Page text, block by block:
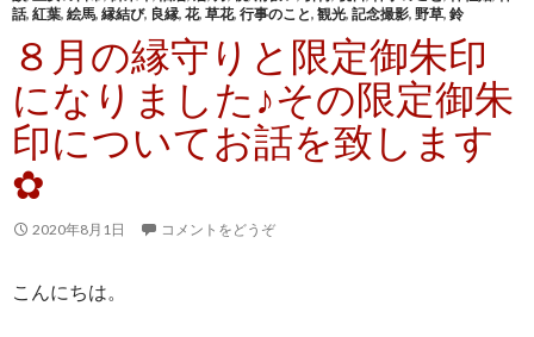
話, 紅葉, 絵馬, 縁結び, 良縁, 花, 草花, 行事のこと, 観光, 記念撮影, 野草, 鈴
８月の縁守りと限定御朱印
になりました♪その限定御朱
印についてお話を致します
✿
2020年8月1日 コメントをどうぞ
こんにちは。